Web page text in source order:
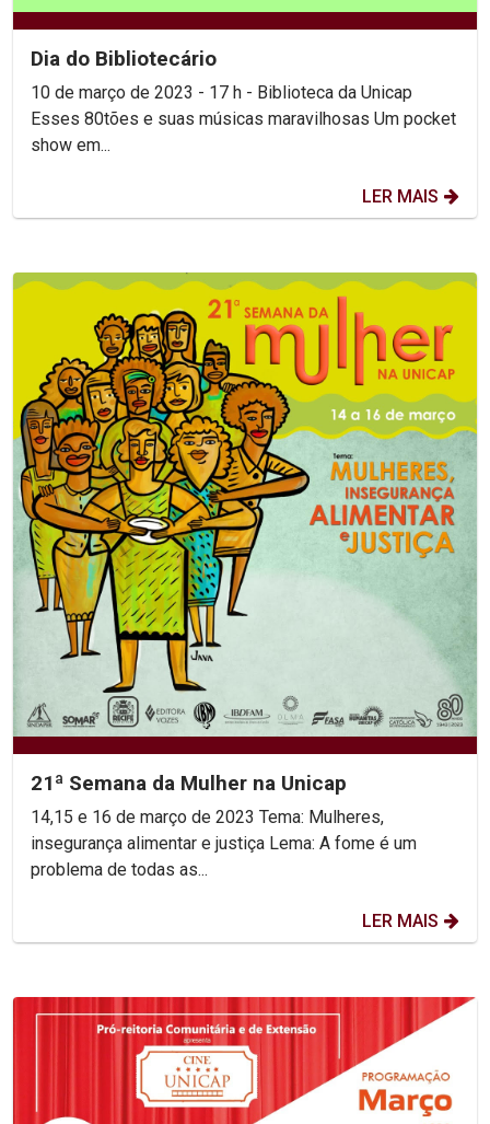
Dia do Bibliotecário
10 de março de 2023 - 17 h - Biblioteca da Unicap
Esses 80tões e suas músicas maravilhosas Um pocket
show em...
LER MAIS
21ª Semana da Mulher na Unicap
14,15 e 16 de março de 2023 Tema: Mulheres,
insegurança alimentar e justiça Lema: A fome é um
problema de todas as...
LER MAIS